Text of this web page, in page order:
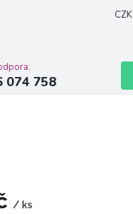
Podmínky ochrany osobních údajů
CZK
074 758
/ ks